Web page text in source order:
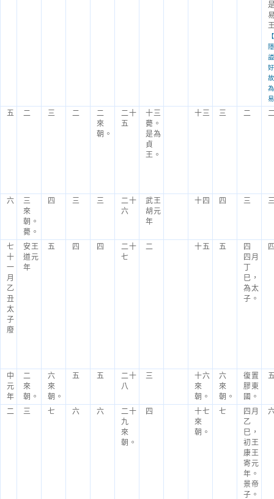
為
五 二 三 二
二
來
朝。
二十
五
十三
薨。
是為
貞
王。
十三 三 二
六
三
來
朝。
薨。
四 三 三
二十
六
武王
胡元
年
十四 四 三
七
十
一
月
乙
丑
太
子
廢
安王
道元
年
五 四 四
二十
七
二 十五 五
四
四月
巳，
為太
子。
中
元
年
二
來
朝。
六
來
朝。
五 五
二十
八
三
十六
來
朝。
六
來
朝。
復置
膠東
國。
二 三 七 六 六
二十
九
來
朝。
四
十七
來
朝。
七
四月
乙
巳，
初王
康王
寄元
年。
景帝
子。